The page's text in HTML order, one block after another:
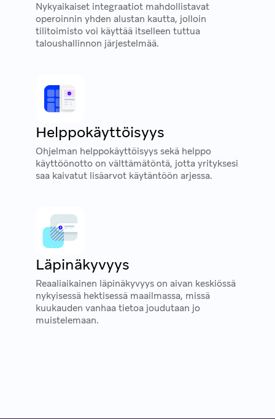
Nykyaikaiset integraatiot mahdollistavat
operoinnin yhden alustan kautta, jolloin
tilitoimisto voi käyttää itselleen tuttua
taloushallinnon järjestelmää.
Helppokäyttöisyys
Ohjelman helppokäyttöisyys sekä helppo
käyttöönotto on välttämätöntä, jotta yrityksesi
saa kaivatut lisäarvot käytäntöön arjessa.
Läpinäkyvyys
Reaaliaikainen läpinäkyvyys on aivan keskiössä
nykyisessä hektisessä maailmassa, missä
kuukauden vanhaa tietoa joudutaan jo
muistelemaan.